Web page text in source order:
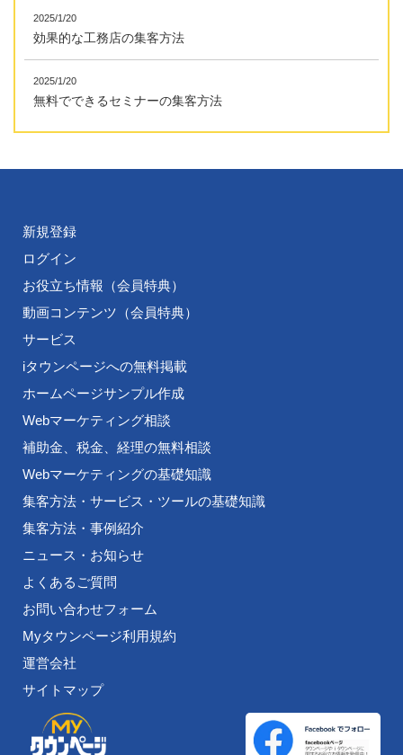
2025/1/20
効果的な工務店の集客方法
2025/1/20
無料でできるセミナーの集客方法
新規登録
ログイン
お役立ち情報（会員特典）
動画コンテンツ（会員特典）
サービス
iタウンページへの無料掲載
ホームページサンプル作成
Webマーケティング相談
補助金、税金、経理の無料相談
Webマーケティングの基礎知識
集客方法・サービス・ツールの基礎知識
集客方法・事例紹介
ニュース・お知らせ
よくあるご質問
お問い合わせフォーム
Myタウンページ利用規約
運営会社
サイトマップ